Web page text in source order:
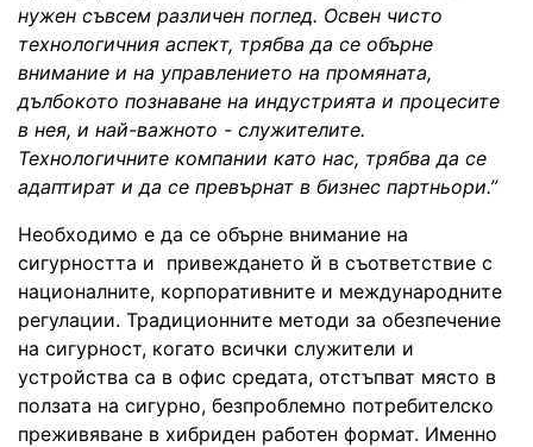
нужен съвсем различен поглед. Освен чисто
технологичния аспект, трябва да се обърне
внимание и на управлението на промяната,
дълбокото познаване на индустрията и процесите
в нея, и най-важното - служителите.
Технологичните компании като нас, трябва да се
адаптират и да се превърнат в бизнес партньори.”
Необходимо е да се обърне внимание на
сигурността и привеждането й в съответствие с
националните, корпоративните и международните
регулации. Традиционните методи за обезпечение
на сигурност, когато всички служители и
устройства са в офис средата, отстъпват място в
ползата на сигурно, безпроблемно потребителско
преживяване в хибриден работен формат. Именно